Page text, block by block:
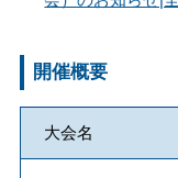
開催概要
大会名